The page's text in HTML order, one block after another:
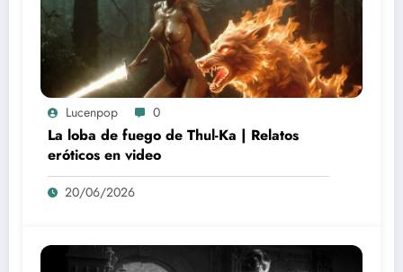
Lucenpop 0
La loba de fuego de Thul-Ka | Relatos
eróticos en video
20/06/2026